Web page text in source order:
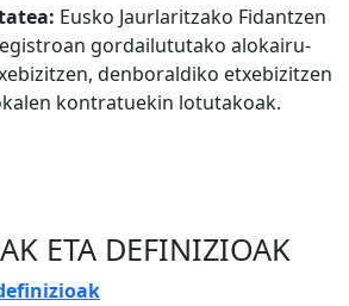
Eusko Jaurlaritzako Fidantzen
gordailututako alokairu-
denboraldiko etxebizitzen
kontratuekin lotutakoak.
ETA DEFINIZIOAK